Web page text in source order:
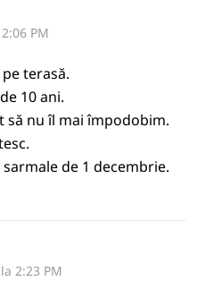
PM
terasă.
10 ani.
să nu îl mai împodobim.
de 1 decembrie.
2:23 PM